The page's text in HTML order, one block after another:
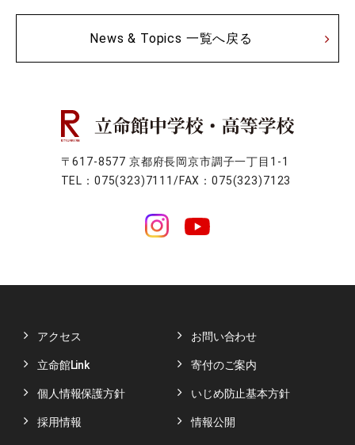
News & Topics 一覧へ戻る
〒617-8577 京都府長岡京市調子一丁目1-1
TEL：075(323)7111/FAX：075(323)7123
アクセス お問い合わせ
立命館Link 寄付のご案内
個人情報保護方針 いじめ防止基本方針
採用情報 情報公開